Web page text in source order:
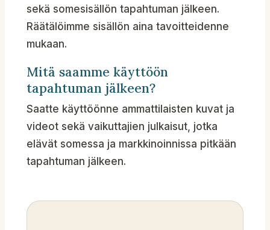
sekä somesisällön tapahtuman jälkeen.
Räätälöimme sisällön aina tavoitteidenne
mukaan.
Mitä saamme käyttöön
tapahtuman jälkeen?
Saatte käyttöönne ammattilaisten kuvat ja
videot sekä vaikuttajien julkaisut, jotka
elävät somessa ja markkinoinnissa pitkään
tapahtuman jälkeen.